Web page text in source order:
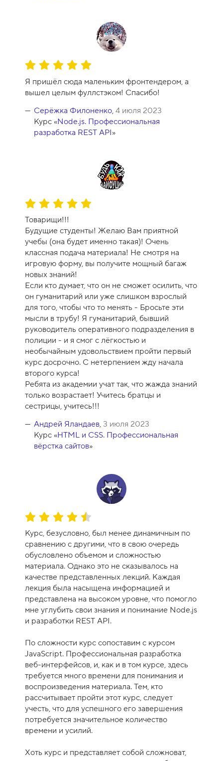
О
е
н
к
0
Я пришёл сюда маленьким фронтендером, а
вышел целым фуллстэком! Спасибо!
Серёжка Филоненко, 4 июля 2023
Курс «Node.js. Профессиональная
разработка REST API»
О
е
н
к
а
к
у
р
с
а
-
1
0
Товарищи!!!
Будущие студенты! Желаю Вам приятной
учебы (она будет именно такая)! Очень
классная подача материала! Не смотря на
игровую форму, вы получите мощный багаж
новых знаний!
Если кто думает, что он не сможет осилить, что
он гуманитарий или уже слишком взрослый
для того, чтобы что то менять - Бросьте эти
мысли в трубу! Я гуманитарий, бывший
руководитель оперативного подразделения в
полиции - и я смог с лёгкостью и
необычайным удовольствием пройти первый
курс досрочно. С нетерпением жду начала
второго курса!
Ребята из академии учат так, что жажда знаний
только возрастает! Учитесь братцы и
сестрицы, учитесь!!!
Андрей Яландаев, 3 июля 2023
Курс «HTML и CSS. Профессиональная
вёрстка сайтов»
О
ц
е
н
к
а
к
у
р
с
а
-
9
Курс, безусловно, был менее динамичным по
сравнению с другими, что в свою очередь
обусловлено объемом и сложностью
материала. Однако это не сказывалось на
качестве представленных лекций. Каждая
лекция была насыщена информацией и
представлена на высоком уровне, что помогло
мне углубить свои знания и понимание Node.js
и разработки REST API.
По сложности курс сопоставим с курсом
JavaScript. Профессиональная разработка
веб-интерфейсов, и, как и в том курсе, здесь
требуется много времени для понимания и
воспроизведения материала. Тем, кто
рассчитывает пройти этот курс, следует
учесть, что для успешного его завершения
потребуется значительное количество
времени и усилий.
Хоть курс и представляет собой сложноват,